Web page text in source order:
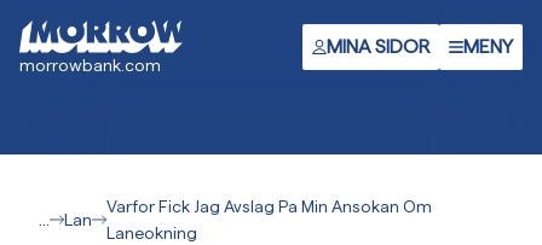
huvudinnehåll
morrowbank.com
MINA SIDOR MENY
Lan
Varfor Fick Jag Avslag Pa Min Ansokan Om
Laneokning